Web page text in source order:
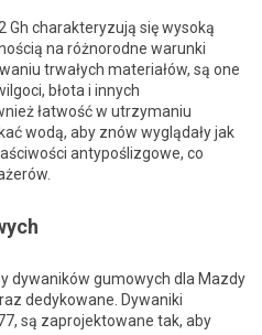
Gh charakteryzują się wysoką
na różnorodne warunki
trwałych materiałów, są one
błota i innych
łatwość w utrzymaniu
wodą, aby znów wyglądały jak
antypoślizgowe, co
dywaników gumowych dla Mazdy
dedykowane. Dywaniki
są zaprojektowane tak, aby